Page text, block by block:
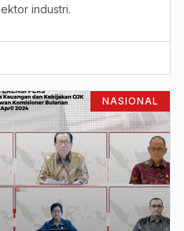
industri.
NASIONAL